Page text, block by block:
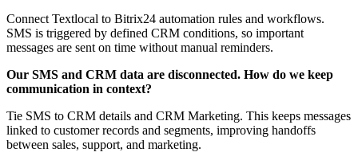
Connect Textlocal to Bitrix24 automation rules and workflows.
SMS is triggered by defined CRM conditions, so important
messages are sent on time without manual reminders.
Our SMS and CRM data are disconnected. How do we keep
communication in context?
Tie SMS to CRM details and CRM Marketing. This keeps messages
linked to customer records and segments, improving handoffs
between sales, support, and marketing.